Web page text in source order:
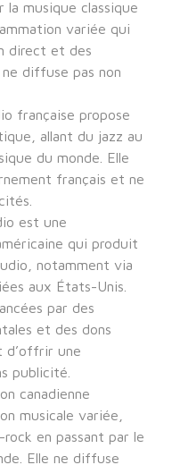
la musique classique
variée qui
direct et des
diffuse pas non
française propose
allant du jazz au
du monde. Elle
français et ne
est une
qui produit
notamment via
aux États-Unis.
par des
et des dons
d’offrir une
publicité.
canadienne
musicale variée,
en passant par le
Elle ne diffuse